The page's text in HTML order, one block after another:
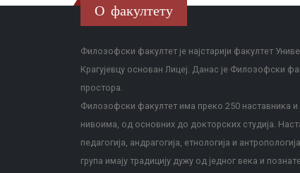
О факултету
Филозофски факултет је најстарији факултет
Крагујевцу основан Лицеј. Данас је Филозофски
простора.
Филозофски факултет има преко 250 наставника
нивоима, од основних до докторских студија.
педагогија, андрагогија, етнологија и
група имају традицију дужу од једног века и